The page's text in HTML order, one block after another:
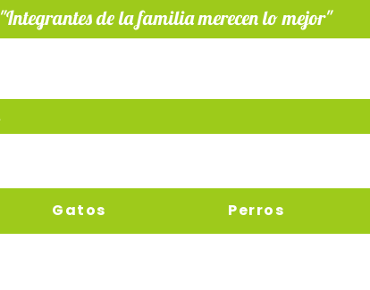
"Integrantes de la familia merecen lo mejor"
Gatos Perros